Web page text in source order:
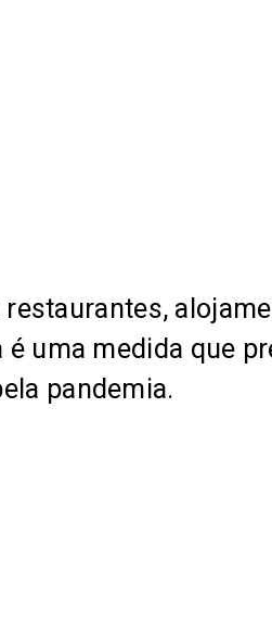
uma medida que
pandemia.